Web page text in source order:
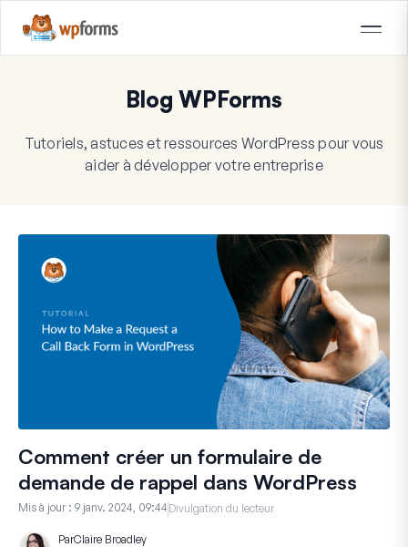
Blog WPForms
Tutoriels, astuces et ressources WordPress pour vous
aider à développer votre entreprise
Comment créer un formulaire de
demande de rappel dans WordPress
Mis à jour : 9 janv. 2024, 09:44 Divulgation du lecteur
ParClaire Broadley